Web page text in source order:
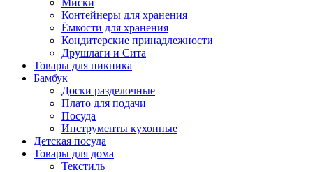
Миски
Контейнеры для хранения
Ёмкости для хранения
Кондитерские принадлежности
Друшлаги и Сита
Товары для пикника
Бамбук
Доски разделочные
Плато для подачи
Посуда
Инструменты кухонные
Детская посуда
Товары для дома
Текстиль